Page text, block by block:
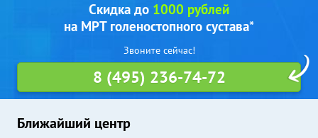
Ближайший центр
Скидка до 1000 рублей
на МРТ голеностопного сустава*
Звоните сейчас!
8 (495) 236-74-72